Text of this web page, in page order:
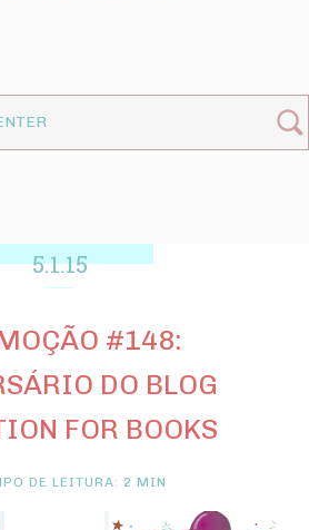
5.1.15
#148:
DO BLOG
FOR BOOKS
DE LEITURA: 2 MIN